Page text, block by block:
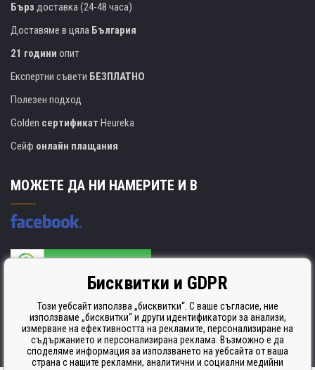
Бърз доставка (24-48 часа)
Доставяме в цяла България
21 години опит
Експертни съвети БЕЗПЛАТНО
Полезен подход
Golden сертификат Heureka
Сейф онлайн плащания
МОЖЕТЕ ДА НИ НАМЕРИТЕ И В
Производителят на касети е сертифициран
ISO 9001. ISO 14001 и STMC.
Бисквитки и GDPR
Този уебсайт използва „бисквитки“. С ваше съгласие, ние
използваме „бисквитки“ и други идентификатори за анализи,
измерване на ефективността на рекламите, персонализиране на
съдържанието и персонализирана реклама. Възможно е да
споделяме информация за използването на уебсайта от ваша
страна с нашите рекламни, аналитични и социални медийни